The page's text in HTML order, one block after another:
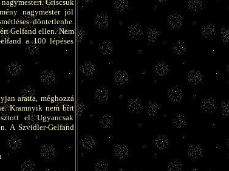
Griscsuk
nagymester jól
döntetlenbe.
Gelfand ellen. Nem
a 100 lépéses
aratta, méghozzá
Kramnyik nem bírt
el. Ugyancsak
A Szvidler-Gelfand